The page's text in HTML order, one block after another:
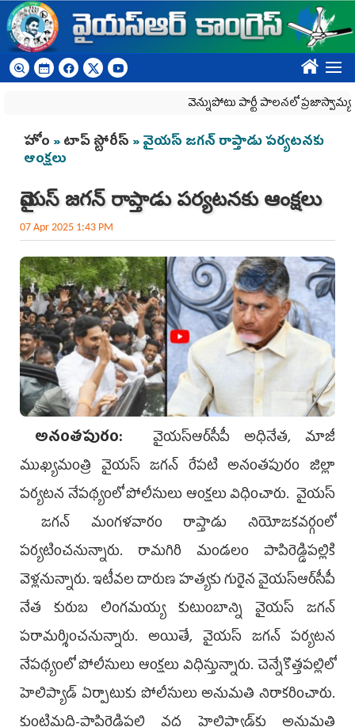
Skip to main content
????
వెన్నుపోటు పార్టీ పాలనలో ప్రజాస్వామ్యం
You are here
హోం »టాప్ స్టోరీస్ » వైయ‌స్ జగన్ రాప్తాడు పర్యటనకు
ఆంక్షలు
వైయ‌స్ జగన్ రాప్తాడు పర్యటనకు ఆంక్షలు
07 Apr 2025 1:43 PM
అనంతపురం:
వైయ‌స్ఆర్‌సీపీ అధినేత, మాజీ
ముఖ్య‌మంత్రి వైయ‌స్ జగన్ రేప‌టి అనంతపురం జిల్లా
పర్యటన నేపథ్యంలో పోలీసులు ఆంక్షలు విధించారు. వైయ‌స్
జగన్‌ మంగళవారం రాప్తాడు నియోజకవర్గంలో
పర్యటించనున్నారు. రామగిరి మండలం పాపిరెడ్డిపల్లికి
వెళ్లనున్నారు. ఇటీవల దారుణ హత్యకు గురైన వైయ‌స్ఆర్‌సీపీ
నేత కురుబ లింగమయ్య కుటుంబాన్ని వైయ‌స్ జగన్‌
పరామర్శించనున్నారు. అయితే, వైయ‌స్ జగన్‌ పర్యటన
నేపథ్యంలో పోలీసులు ఆంక్షలు విధిస్తున్నారు. చెన్నేకొత్తపల్లిలో
హెలిప్యాడ్‌ ఏర్పాటుకు పోలీసులు అనుమతి నిరాకరించారు.